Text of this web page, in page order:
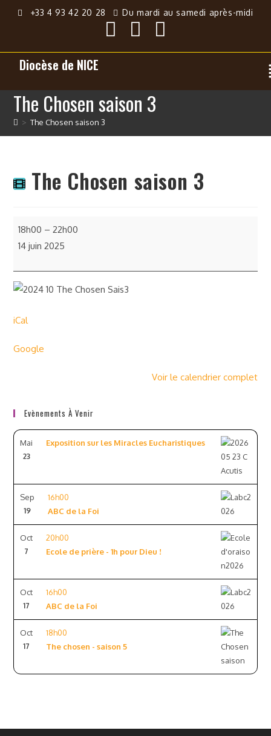
+33 4 93 42 20 28 Du mardi au samedi après-midi
Diocèse de NICE
The Chosen saison 3
> The Chosen saison 3
The Chosen saison 3
18h00 –22h00
14 juin 2025
iCal
Google
Voir le calendrier complet
Evènements À Venir
Mai
23
Exposition sur les Miracles Eucharistiques
Sep
19
16h00
ABC de la Foi
Oct
7
20h00
Ecole de prière - 1h pour Dieu !
Oct
17
16h00
ABC de la Foi
Oct
17
18h00
The chosen - saison 5